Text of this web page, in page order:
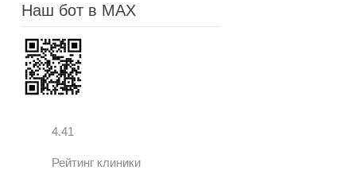
Наш бот в MAX
4.41
Рейтинг клиники